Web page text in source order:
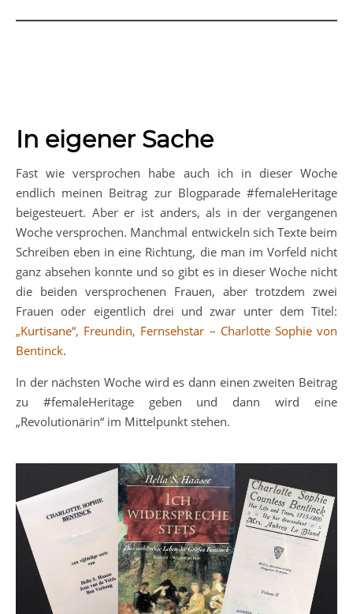
In eigener Sache
Fast wie versprochen habe auch ich in dieser Woche
endlich meinen Beitrag zur Blogparade #femaleHeritage
beigesteuert. Aber er ist anders, als in der vergangenen
Woche versprochen. Manchmal entwickeln sich Texte beim
Schreiben eben in eine Richtung, die man im Vorfeld nicht
ganz absehen konnte und so gibt es in dieser Woche nicht
die beiden versprochenen Frauen, aber trotzdem zwei
Frauen oder eigentlich drei und zwar unter dem Titel:
„Kurtisane“, Freundin, Fernsehstar – Charlotte Sophie von
Bentinck.
In der nächsten Woche wird es dann einen zweiten Beitrag
zu #femaleHeritage geben und dann wird eine
„Revolutionärin“ im Mittelpunkt stehen.